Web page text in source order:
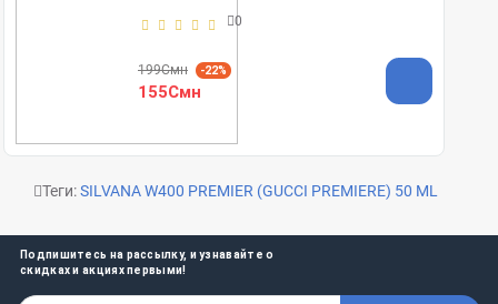
0
199Смн -22%
155Смн
Теги:SILVANA W400 PREMIER (GUCCI PREMIERE) 50 ML
Подпишитесь на рассылку, и узнавайте о
скидках и акциях первыми!